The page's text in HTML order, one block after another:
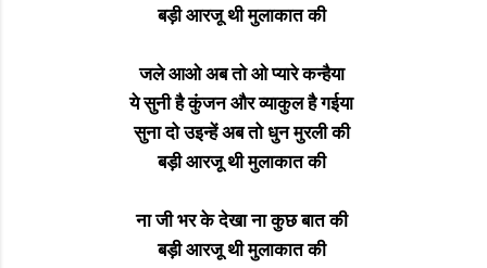
बड़ी आरजू थी मुलाकात की
जले आओ अब तो ओ प्यारे कन्हैया
ये सुनी है कुंजन और व्याकुल है गईया
सुना दो उइन्हें अब तो धुन मुरली की
बड़ी आरजू थी मुलाकात की
ना जी भर के देखा ना कुछ बात की
बड़ी आरजू थी मुलाकात की